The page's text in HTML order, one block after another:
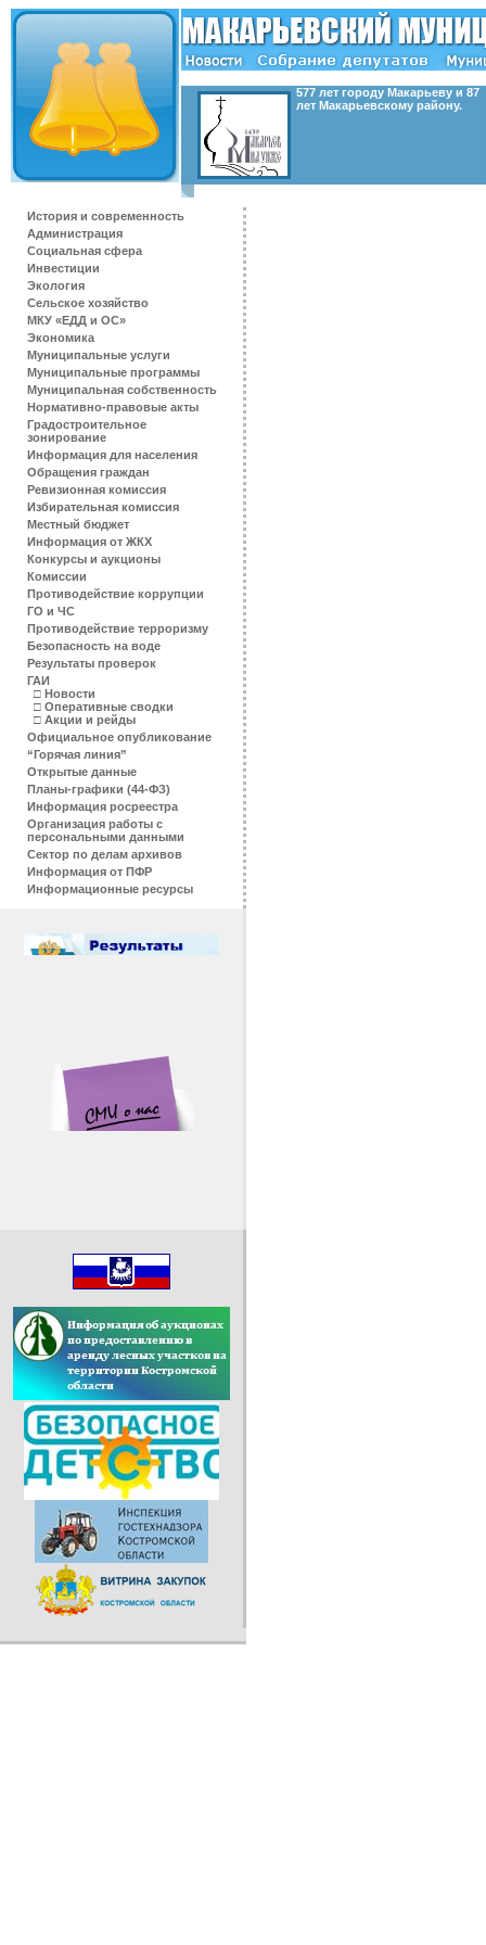
577 лет городу Макарьеву и 87
лет Макарьевскому району.
История и современность
Администрация
Социальная сфера
Инвестиции
Экология
Сельское хозяйство
МКУ «ЕДД и ОС»
Экономика
Муниципальные услуги
Муниципальные программы
Муниципальная собственность
Нормативно-правовые акты
Градостроительное
зонирование
Информация для населения
Обращения граждан
Ревизионная комиссия
Избирательная комиссия
Местный бюджет
Информация от ЖКХ
Конкурсы и аукционы
Комиссии
Противодействие коррупции
ГО и ЧС
Противодействие терроризму
Безопасность на воде
Результаты проверок
ГАИ
□ Новости
□ Оперативные сводки
□ Акции и рейды
Официальное опубликование
“Горячая линия”
Открытые данные
Планы-графики (44-ФЗ)
Информация росреестра
Организация работы с
персональными данными
Сектор по делам архивов
Информация от ПФР
Информационные ресурсы